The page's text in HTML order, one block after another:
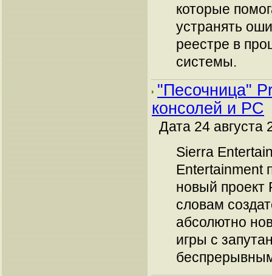
которые
устранять
реестре в
системы.
"Песочница"
консолей и РС
Дата 24 августа
Sierra
Entertainment
новый проект
словам
абсолютно
игры с